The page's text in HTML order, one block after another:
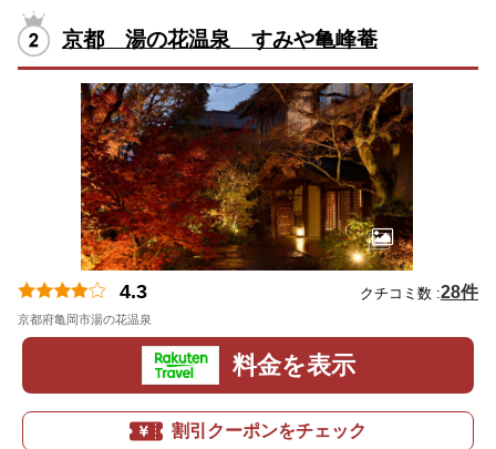
京都 湯の花温泉 すみや亀峰菴
4.3 クチコミ数 :28件
京都府亀岡市湯の花温泉
料金を表示
割引クーポンをチェック